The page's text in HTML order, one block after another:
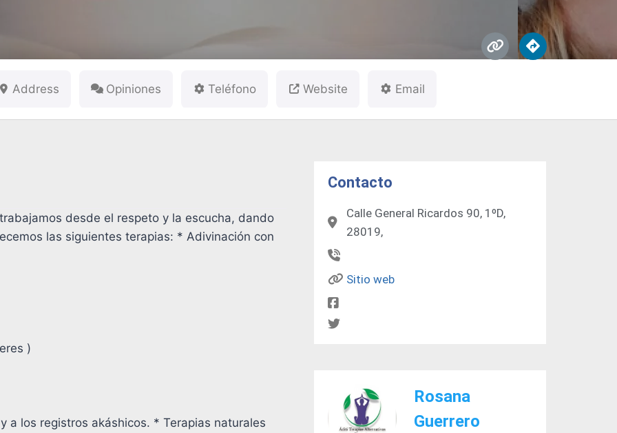
Address Opiniones Teléfono Website Email
desde el respeto y la escucha, dando
las siguientes terapias: * Adivinación con
)
a los registros akáshicos. * Terapias naturales
Contacto
Calle General Ricardos 90, 1ºD,
28019,
Sitio web
Rosana
Guerrero